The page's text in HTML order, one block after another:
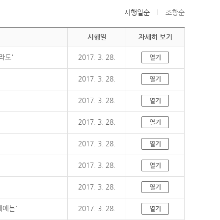
시행일순 조항순
시행일 자세히 보기
도' 2017. 3. 28. 열기
2017. 3. 28. 열기
2017. 3. 28. 열기
2017. 3. 28. 열기
2017. 3. 28. 열기
2017. 3. 28. 열기
2017. 3. 28. 열기
에는' 2017. 3. 28. 열기